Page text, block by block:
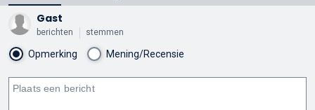
Gast
berichten stemmen
Opmerking Mening/Recensie